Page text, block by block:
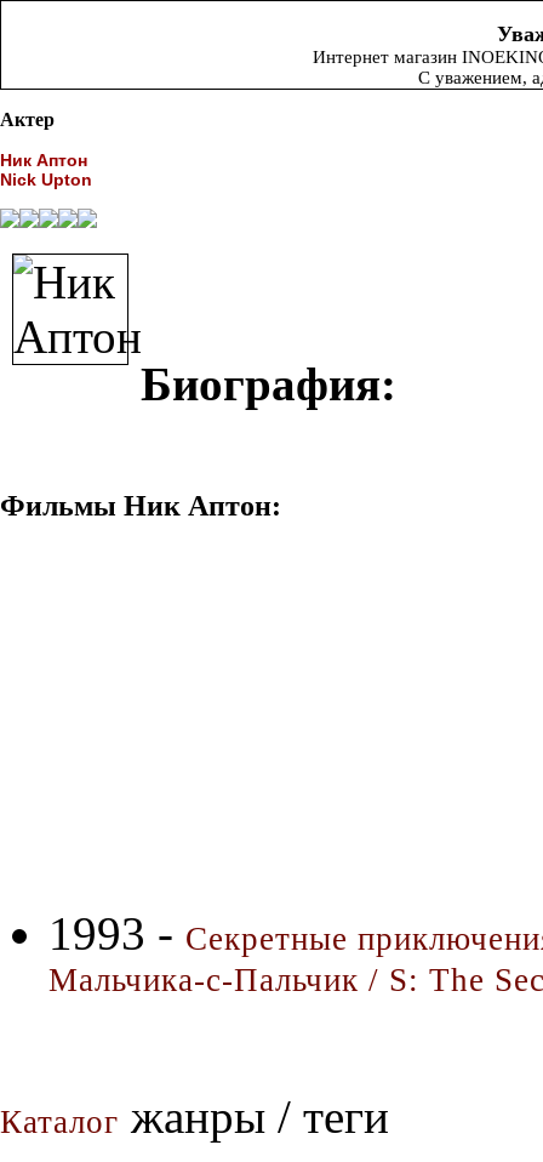
Интернет магазин
С уважением,
Актер
Ник Аптон
Nick Upton
Биография:
Фильмы Ник Аптон:
1993 - Секретные
Мальчика-с-Пальчик / S: The
Каталог жанры / теги